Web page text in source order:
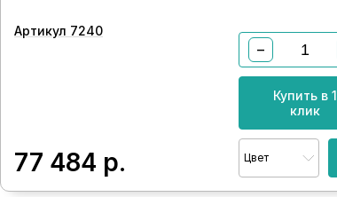
Артикул 7240
77 484 р.
−
Купить в 1
клик
Цвет